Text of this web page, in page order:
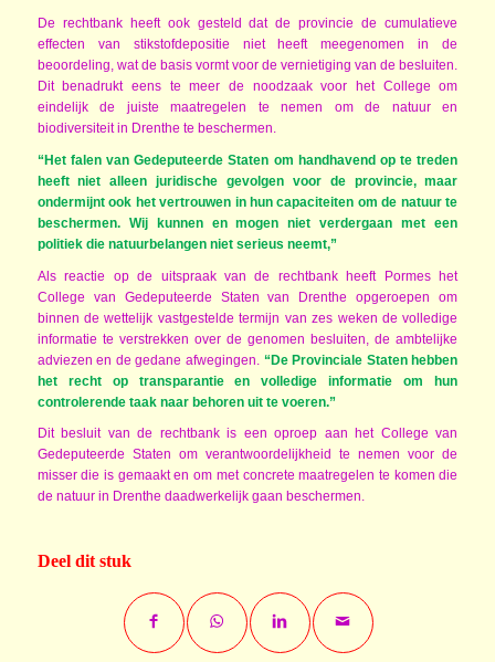
De rechtbank heeft ook gesteld dat de provincie de cumulatieve
effecten van stikstofdepositie niet heeft meegenomen in de
beoordeling, wat de basis vormt voor de vernietiging van de besluiten.
Dit benadrukt eens te meer de noodzaak voor het College om
eindelijk de juiste maatregelen te nemen om de natuur en
biodiversiteit in Drenthe te beschermen.
“Het falen van Gedeputeerde Staten om handhavend op te treden
heeft niet alleen juridische gevolgen voor de provincie, maar
ondermijnt ook het vertrouwen in hun capaciteiten om de natuur te
beschermen. Wij kunnen en mogen niet verdergaan met een
politiek die natuurbelangen niet serieus neemt,”
Als reactie op de uitspraak van de rechtbank heeft Pormes het
College van Gedeputeerde Staten van Drenthe opgeroepen om
binnen de wettelijk vastgestelde termijn van zes weken de volledige
informatie te verstrekken over de genomen besluiten, de ambtelijke
adviezen en de gedane afwegingen. “De Provinciale Staten hebben
het recht op transparantie en volledige informatie om hun
controlerende taak naar behoren uit te voeren.”
Dit besluit van de rechtbank is een oproep aan het College van
Gedeputeerde Staten om verantwoordelijkheid te nemen voor de
misser die is gemaakt en om met concrete maatregelen te komen die
de natuur in Drenthe daadwerkelijk gaan beschermen.
Deel dit stuk